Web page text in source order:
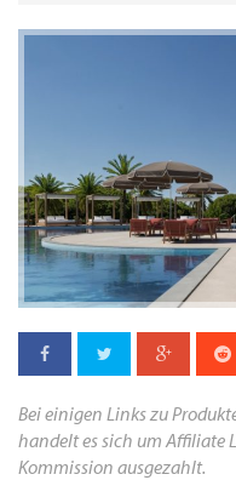
Bei einigen Links zu
handelt es sich um Affiliate
Kommission ausgezahlt.